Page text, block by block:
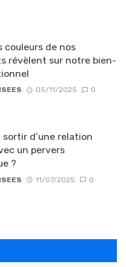
couleurs de nos
révèlent sur notre bien-
05/11/2025 0
sortir d’une relation
un pervers
?
11/07/2025 0